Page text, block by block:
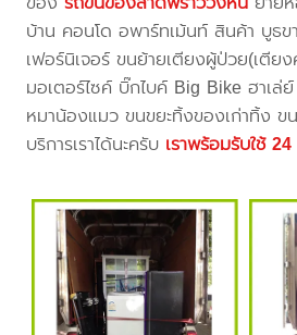
บ้าน คอนโด อพาร์ทเม้นท์ สินค้า บูธข
เฟอร์นิเจอร์ ขนย้ายเตียงผู้ป่วย(เตีย
มอเตอร์ไซค์ บิ๊กไบค์ Big Bike ฮาเ
หมาน้องแมว ขนขยะทิ้งของเก่าทิ้ง ข
บริการเราได้นะครับ เราพร้อมรับใช้